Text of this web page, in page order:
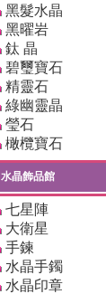
黑髮水晶
黑曜岩
鈦 晶
碧璽寶石
精靈石
綠幽靈晶
瑩石
橄欖寶石
水晶飾品館
七星陣
大衛星
手鍊
水晶手鐲
水晶印章